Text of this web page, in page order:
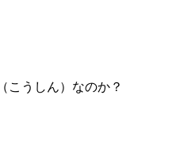
こうしん）なのか？